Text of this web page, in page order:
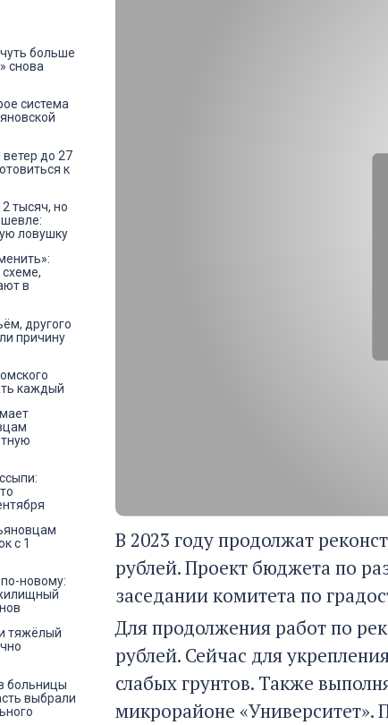
В 2023 году продолжат
рублей. Проект бюджета по
заседании комитета по
Для продолжения работ по
рублей. Сейчас для
слабых грунтов. Также
микрорайоне «Университет».
больше
снова
система
до 27
к
тысяч, но
ловушку
в
другого
причину
каждый
с 1
по-новому:
тяжёлый
больницы
выбрали